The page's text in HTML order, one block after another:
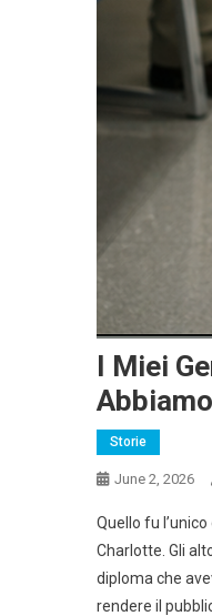
I Miei
Storie
June 2, 2026
Quello fu
Charlotte. Gli
diploma che
rendere il